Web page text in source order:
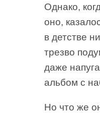
Однако,
оно,
в детстве
трезво
даже
альбом с
Но что же